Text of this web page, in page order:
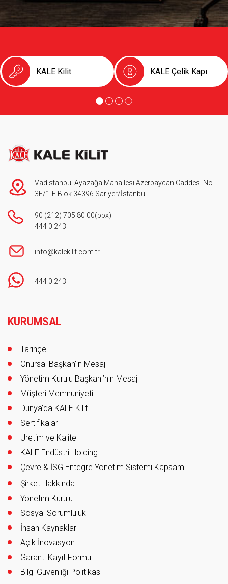
KALE Kilit KALE Çelik Kapı
Vadistanbul Ayazağa Mahallesi Azerbaycan Caddesi No
3F/1-E Blok 34396 Sarıyer/İstanbul
90 (212) 705 80 00(pbx)
444 0 243
info@kalekilit.com.tr
444 0 243
KURUMSAL
Tarihçe
Onursal Başkan'ın Mesajı
Yönetim Kurulu Başkanı’nın Mesajı
Müşteri Memnuniyeti
Dünya’da KALE Kilit
Sertifikalar
Üretim ve Kalite
KALE Endüstri Holding
Çevre & İSG Entegre Yönetim Sistemi Kapsamı
Şirket Hakkında
Yönetim Kurulu
Sosyal Sorumluluk
İnsan Kaynakları
Açık İnovasyon
Garanti Kayıt Formu
Bilgi Güvenliği Politikası